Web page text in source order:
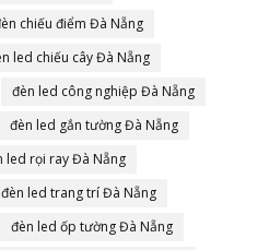
chiếu điểm Đà Nẵng
led chiếu cây Đà Nẵng
đèn led công nghiệp Đà Nẵng
đèn led gắn tường Đà Nẵng
led rọi ray Đà Nẵng
đèn led trang trí Đà Nẵng
đèn led ốp tường Đà Nẵng